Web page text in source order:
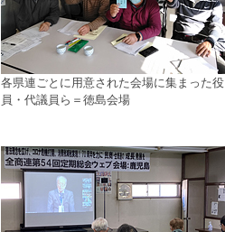
各県連ごとに用意された会場に集まった役
員・代議員ら＝徳島会場